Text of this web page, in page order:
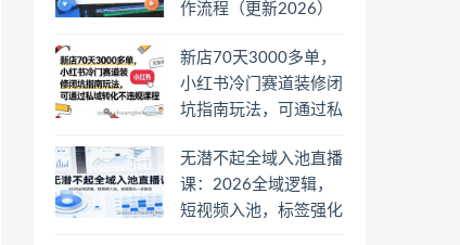
作流程（更新2026）
新店70天3000多单，
小红书冷门赛道装修闭
坑指南玩法，可通过私
无潜不起全域入池直播
课：2026全域逻辑，
短视频入池，标签强化